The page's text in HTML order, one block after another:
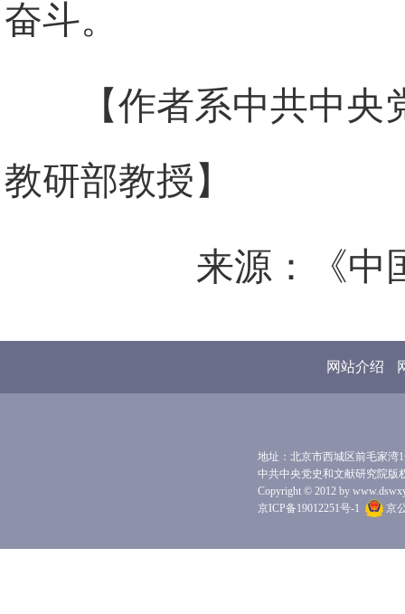
奋斗。
【作者系中共中
教研部教授】
来源：《中
网站介绍
地址：北京市西城区前毛家湾
中共中央党史和文献研究院版
Copyright © 2012 by
京ICP备19012251号-1
京